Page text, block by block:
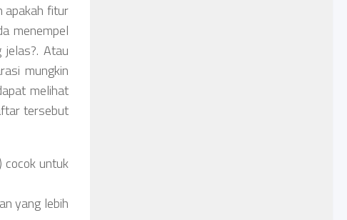
apakah fitur
menempel
Atau
mungkin
melihat
tersebut
cocok untuk
yang lebih